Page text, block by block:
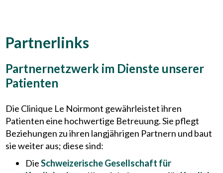
Partnerlinks
Partnernetzwerk im Dienste unserer
Patienten
Die Clinique Le Noirmont gewährleistet ihren
Patienten eine hochwertige Betreuung. Sie pflegt
Beziehungen zu ihren langjährigen Partnern und baut
sie weiter aus; diese sind:
DieSchweizerische Gesellschaft für